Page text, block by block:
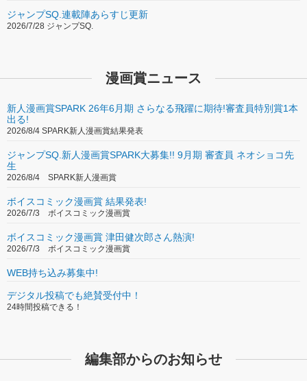
ジャンプSQ.連載陣あらすじ更新
2026/7/28 ジャンプSQ.
漫画賞ニュース
新人漫画賞SPARK 26年6月期 さらなる飛躍に期待!審査員特別賞1本
出る!
2026/8/4 SPARK新人漫画賞結果発表
ジャンプSQ.新人漫画賞SPARK大募集!! 9月期 審査員 ネオショコ先
生
2026/8/4 SPARK新人漫画賞
ボイスコミック漫画賞 結果発表!
2026/7/3 ボイスコミック漫画賞
ボイスコミック漫画賞 津田健次郎さん熱演!
2026/7/3 ボイスコミック漫画賞
WEB持ち込み募集中!
デジタル投稿でも絶賛受付中！
24時間投稿できる！
編集部からのお知らせ